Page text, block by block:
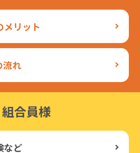
メリット
流れ
組合員様
など